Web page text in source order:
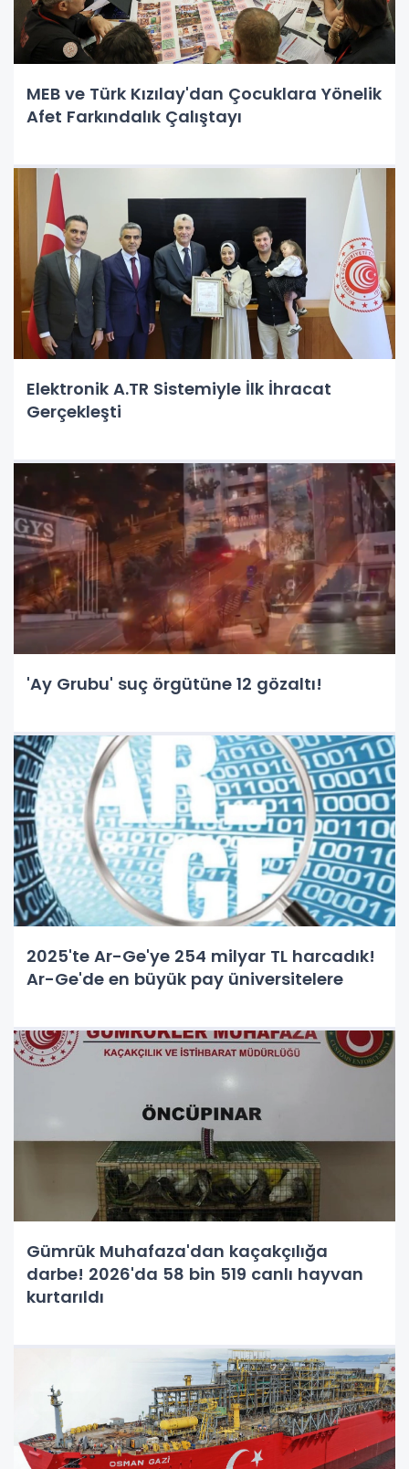
MEB ve Türk Kızılay'dan Çocuklara Yönelik
Afet Farkındalık Çalıştayı
Elektronik A.TR Sistemiyle İlk İhracat
Gerçekleşti
'Ay Grubu' suç örgütüne 12 gözaltı!
2025'te Ar-Ge'ye 254 milyar TL harcadık!
Ar-Ge'de en büyük pay üniversitelere
Gümrük Muhafaza'dan kaçakçılığa
darbe! 2026'da 58 bin 519 canlı hayvan
kurtarıldı